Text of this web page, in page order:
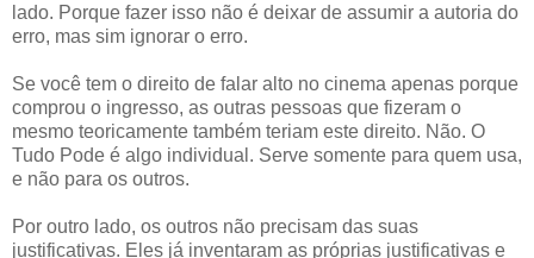
lado. Porque fazer isso não é deixar de assumir a autoria do
erro, mas sim ignorar o erro.
Se você tem o direito de falar alto no cinema apenas porque
comprou o ingresso, as outras pessoas que fizeram o
mesmo teoricamente também teriam este direito. Não. O
Tudo Pode é algo individual. Serve somente para quem usa,
e não para os outros.
Por outro lado, os outros não precisam das suas
justificativas. Eles já inventaram as próprias justificativas e